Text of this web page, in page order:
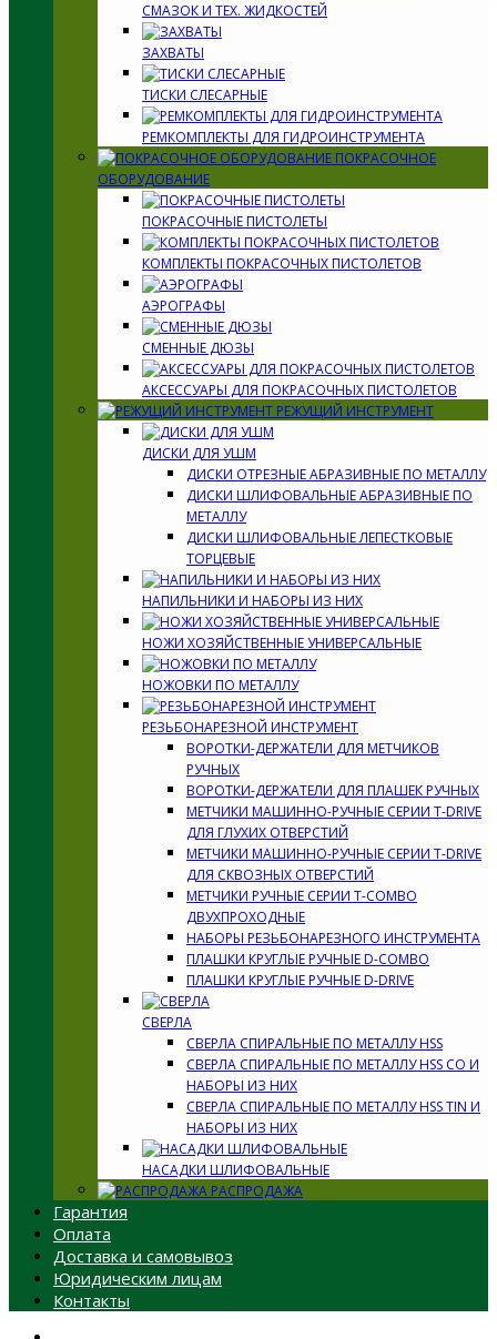
СМАЗОК И ТЕХ. ЖИДКОСТЕЙ
ЗАХВАТЫ
ТИСКИ СЛЕСАРНЫЕ
РЕМКОМПЛЕКТЫ ДЛЯ ГИДРОИНСТРУМЕНТА
ПОКРАСОЧНОЕ
ОБОРУДОВАНИЕ
ПОКРАСОЧНЫЕ ПИСТОЛЕТЫ
КОМПЛЕКТЫ ПОКРАСОЧНЫХ ПИСТОЛЕТОВ
АЭРОГРАФЫ
СМЕННЫЕ ДЮЗЫ
АКСЕССУАРЫ ДЛЯ ПОКРАСОЧНЫХ ПИСТОЛЕТОВ
РЕЖУЩИЙ ИНСТРУМЕНТ
ДИСКИ ДЛЯ УШМ
ДИСКИ ОТРЕЗНЫЕ АБРАЗИВНЫЕ ПО МЕТАЛЛУ
ДИСКИ ШЛИФОВАЛЬНЫЕ АБРАЗИВНЫЕ ПО
МЕТАЛЛУ
ДИСКИ ШЛИФОВАЛЬНЫЕ ЛЕПЕСТКОВЫЕ
ТОРЦЕВЫЕ
НАПИЛЬНИКИ И НАБОРЫ ИЗ НИХ
НОЖИ ХОЗЯЙСТВЕННЫЕ УНИВЕРСАЛЬНЫЕ
НОЖОВКИ ПО МЕТАЛЛУ
РЕЗЬБОНАРЕЗНОЙ ИНСТРУМЕНТ
ВОРОТКИ-ДЕРЖАТЕЛИ ДЛЯ МЕТЧИКОВ
РУЧНЫХ
ВОРОТКИ-ДЕРЖАТЕЛИ ДЛЯ ПЛАШЕК РУЧНЫХ
МЕТЧИКИ МАШИННО-РУЧНЫЕ СЕРИИ T-DRIVE
ДЛЯ ГЛУХИХ ОТВЕРСТИЙ
МЕТЧИКИ МАШИННО-РУЧНЫЕ СЕРИИ T-DRIVE
ДЛЯ СКВОЗНЫХ ОТВЕРСТИЙ
МЕТЧИКИ РУЧНЫЕ СЕРИИ T-COMBO
ДВУХПРОХОДНЫЕ
НАБОРЫ РЕЗЬБОНАРЕЗНОГО ИНСТРУМЕНТА
ПЛАШКИ КРУГЛЫЕ РУЧНЫЕ D-COMBO
ПЛАШКИ КРУГЛЫЕ РУЧНЫЕ D-DRIVE
СВЕРЛА
СВЕРЛА СПИРАЛЬНЫЕ ПО МЕТАЛЛУ HSS
СВЕРЛА СПИРАЛЬНЫЕ ПО МЕТАЛЛУ HSS CO И
НАБОРЫ ИЗ НИХ
СВЕРЛА СПИРАЛЬНЫЕ ПО МЕТАЛЛУ HSS TIN И
НАБОРЫ ИЗ НИХ
НАСАДКИ ШЛИФОВАЛЬНЫЕ
РАСПРОДАЖА
Гарантия
Оплата
Доставка и самовывоз
Юридическим лицам
Контакты